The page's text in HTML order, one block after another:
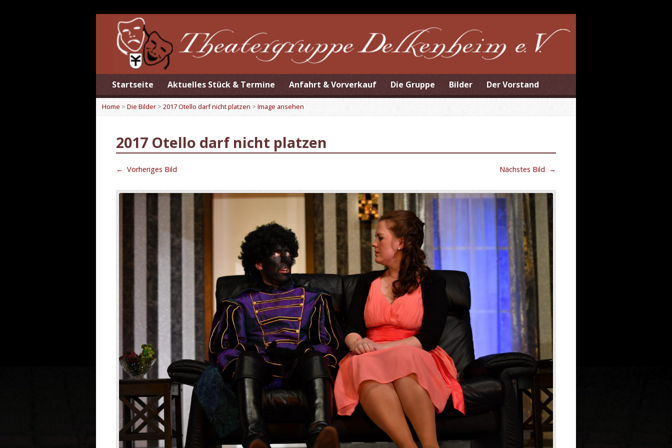
Startseite Aktuelles Stück & Termine Anfahrt & Vorverkauf Die Gruppe Bilder Der Vorstand
Home > Die Bilder >2017 Otello darf nicht platzen>Image ansehen
2017 Otello darf nicht platzen
← Vorheriges Bild Nächstes Bild →